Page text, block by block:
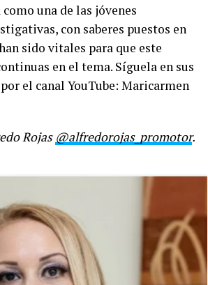
una de las jóvenes
con saberes puestos en
sido vitales para que este
en el tema. Síguela en sus
el canal YouTube: Maricarmen
Rojas @alfredorojas_promotor.